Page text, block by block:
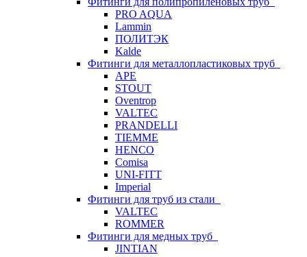
PRO AQUA
Lammin
ПОЛИТЭК
Kalde
Фитинги для металлопластиковых труб
APE
STOUT
Oventrop
VALTEC
PRANDELLI
TIEMME
HENCO
Comisa
UNI-FITT
Imperial
Фитинги для труб из стали
VALTEC
ROMMER
Фитинги для медных труб
JINTIAN